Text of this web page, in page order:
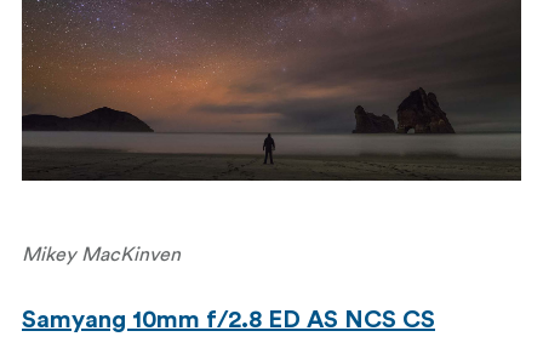
Mikey MacKinven
Samyang 10mm f/2.8 ED AS NCS CS